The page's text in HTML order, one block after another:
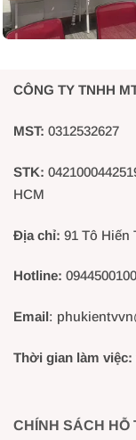
CÔNG TY TNHH
MST: 0312532627
STK:
HCM
Địa chỉ: 91 Tô Hiến
Hotline: 0944500100
Email:
Thời gian làm việc:
CHÍNH SÁCH HỖ